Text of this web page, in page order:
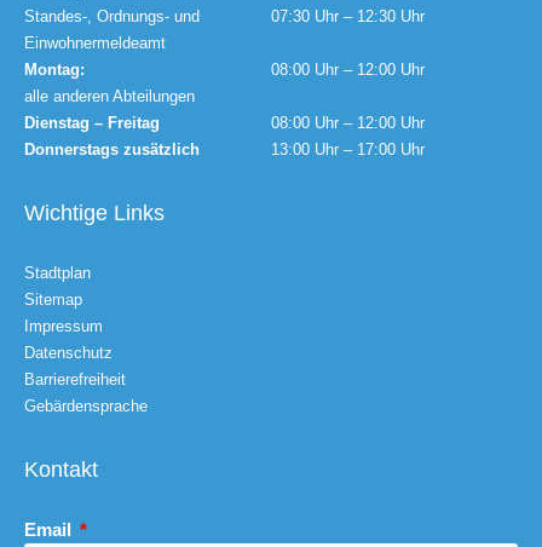
Standes-, Ordnungs- und
Einwohnermeldeamt
07:30 Uhr – 12:30 Uhr
Montag:
alle anderen Abteilungen
08:00 Uhr – 12:00 Uhr
Dienstag – Freitag
08:00 Uhr – 12:00 Uhr
Donnerstags zusätzlich
13:00 Uhr – 17:00 Uhr
Wichtige Links
Stadtplan
Sitemap
Impressum
Datenschutz
Barrierefreiheit
Gebärdensprache
Kontakt
Email